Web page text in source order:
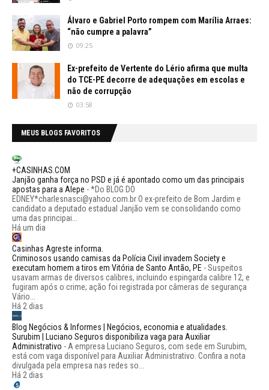
Álvaro e Gabriel Porto rompem com Marília Arraes:
“não cumpre a palavra”
09:25
Ex-prefeito de Vertente do Lério afirma que multa
do TCE-PE decorre de adequações em escolas e
não de corrupção
03:58
MEUS BLOGS FAVORITOS
+CASINHAS.COM
Janjão ganha força no PSD e já é apontado como um das principais
apostas para a Alepe -*Do BLOG DO
EDNEY*charlesnasci@yahoo.com.br O ex-prefeito de Bom Jardim e
candidato a deputado estadual Janjão vem se consolidando como
uma das principai...
Há um dia
Casinhas Agreste informa.
Criminosos usando camisas da Polícia Civil invadem Society e
executam homem a tiros em Vitória de Santo Antão, PE -Suspeitos
usavam armas de diversos calibres, incluindo espingarda calibre 12, e
fugiram após o crime; ação foi registrada por câmeras de segurança
Vário...
Há 2 dias
Blog Negócios & Informes | Negócios, economia e atualidades.
Surubim | Luciano Seguros disponibiliza vaga para Auxiliar
Administrativo - A empresa Luciano Seguros, com sede em Surubim,
está com vaga disponível para Auxiliar Administrativo. Confira a nota
divulgada pela empresa nas redes so...
Há 2 dias